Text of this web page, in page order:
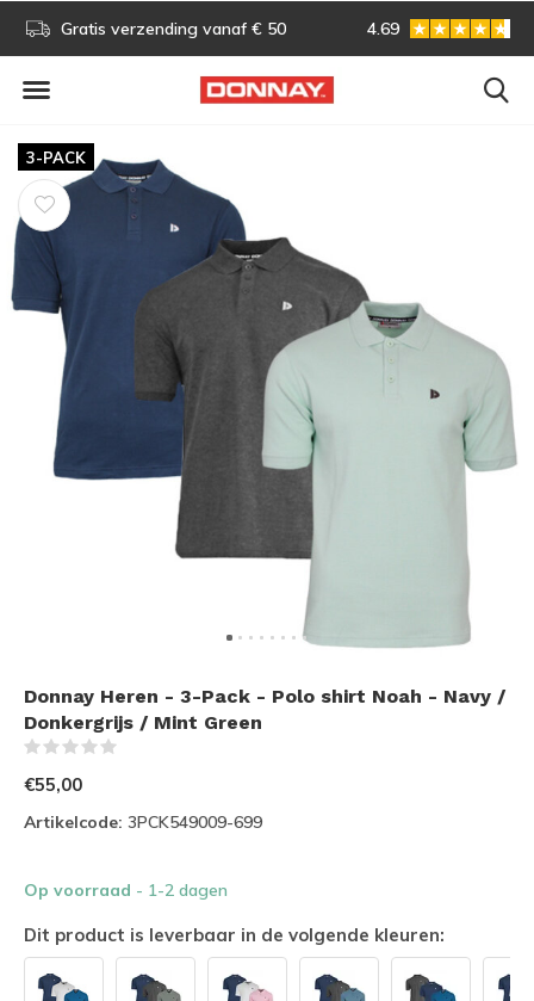
Gratis verzending vanaf € 50 Gratis omruilen
4.69
3-PACK
Donnay Heren - 3-Pack - Polo shirt Noah - Navy /
Donkergrijs / Mint Green
€55,00
Artikelcode: 3PCK549009-699
Op voorraad - 1-2 dagen
Dit product is leverbaar in de volgende kleuren: